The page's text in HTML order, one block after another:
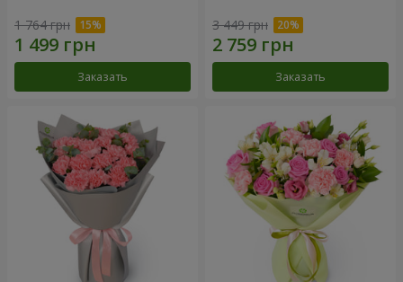
1 764 грн
Заказать
3 449 грн
Заказать